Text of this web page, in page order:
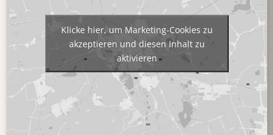
Klicke hier, um Marketing-Cookies zu
akzeptieren und diesen Inhalt zu
aktivieren